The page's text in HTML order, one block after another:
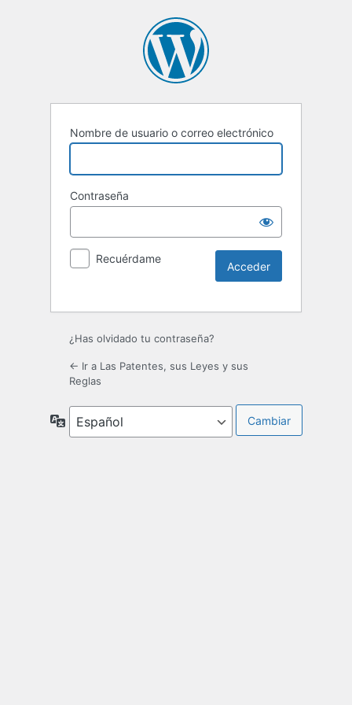
Nombre de usuario o correo electrónico
Contraseña
Recuérdame
¿Has olvidado tu contraseña?
← Ir a Las Patentes, sus Leyes y sus
Reglas
Idioma